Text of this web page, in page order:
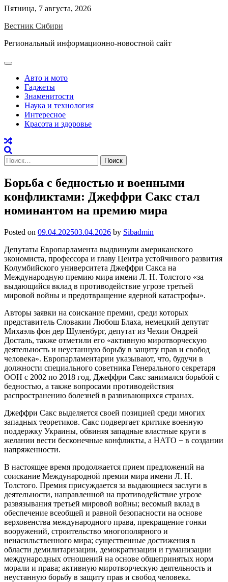
Skip
content
Пятница, 7 августа, 2026
Вестник Сибири
Региональный информационно-новостной сайт
Авто и мото
Гаджеты
Знаменитости
Наука и технология
Интересное
Красота и здоровье
Найти:
Борьба с бедностью и военными
конфликтами: Джеффри Сакс стал
номинантом на премию мира
Posted on 09.04.202503.04.2026 by Sibadmin
Депутаты Европарламента выдвинули американского
экономиста, профессора и главу Центра устойчивого развития
Колумбийского университета Джеффри Сакса на
Международную премию мира имени Л. Н. Толстого «за
выдающийся вклад в противодействие угрозе третьей
мировой войны и предотвращение ядерной катастрофы».
Авторы заявки на соискание премии, среди которых
представитель Словакии Любош Блаха, немецкий депутат
Михаэль фон дер Шуленбург, депутат из Чехии Ондрей
Досталь, также отметили его «активную миротворческую
деятельность и неустанную борьбу в защиту прав и свобод
человека». Европарламентарии указывают, что, будучи в
должности специального советника Генерального секретаря
ООН с 2002 по 2018 год, Джеффри Сакс занимался борьбой с
бедностью, а также вопросами противодействия
распространению болезней в развивающихся странах.
Джеффри Сакс выделяется своей позицией среди многих
западных теоретиков. Сакс подвергает критике военную
поддержку Украины, обвиняя западные властные круги в
желании вести бесконечные конфликты, а НАТО − в создании
напряженности.
В настоящее время продолжается прием предложений на
соискание Международной премии мира имени Л. Н.
Толстого. Премия присуждается за выдающиеся заслуги в
деятельности, направленной на противодействие угрозе
развязывания третьей мировой войны; весомый вклад в
обеспечение всеобщей и равной безопасности на основе
верховенства международного права, прекращение гонки
вооружений, строительство многополярного и
ненасильственного мира; существенные достижения в
области демилитаризации, демократизации и гуманизации
международных отношений на основе общепринятых норм
морали и права; активную миротворческую деятельность и
неустанную борьбу в защиту прав и свобод человека.